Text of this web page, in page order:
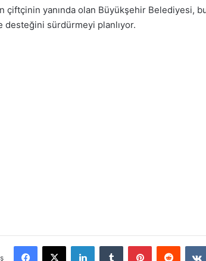
çiftçinin yanında olan Büyükşehir Belediyesi,
desteğini sürdürmeyi planlıyor.